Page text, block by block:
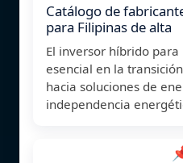
Catálogo de
para Filipinas de alta
El inversor híbrido
esencial en la
hacia soluciones de
independencia